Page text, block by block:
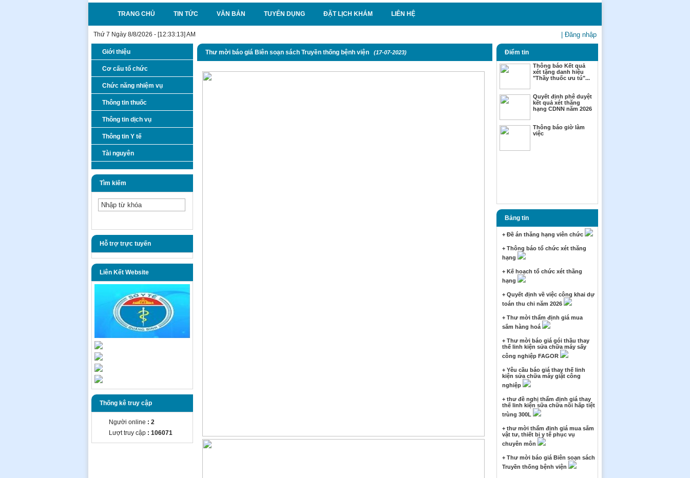
TRANG CHỦ TIN TỨC VĂN BẢN TUYỂN DỤNG ĐẶT LỊCH KHÁM LIÊN HỆ
Thứ 7 Ngày 8/8/2026 - [12:33:13] AM | Đăng nhập
Giới thiệu
Cơ cấu tổ chức
Chức năng nhiệm vụ
Thông tin thuốc
Thông tin dịch vụ
Thông tin Y tế
Tài nguyên
Tìm kiếm
Hỗ trợ trực tuyến
Liên Kết Website
Thống kê truy cập
Người online : 2
Lượt truy cập : 106071
Thư mời báo giá Biên soạn sách Truyền thống bệnh viện (17-07-2023) Điểm tin
xét tặng danh hiệu
"Thầy thuốc ưu tú"...
kết quả xét thăng
hạng CDNN năm 2026
Bảng tin
+ Đề án thăng hạng viên chức
+ Thông báo tổ chức xét thăng
hạng
+ Kế hoạch tổ chức xét thằng
hạng
+ Quyết định về việc công khai dự
toán thu chi năm 2026
+ Thư mời thẩm định giá mua
sắm hàng hoá
+ Thư mời báo giá gói thầu thay
thế linh kiện sửa chữa máy sấy
công nghiệp FAGOR
+ Yêu cầu báo giá thay thế linh
kiện sửa chữa máy giặt công
nghiệp
+ thư đề nghị thẩm định giá thay
thế linh kiện sữa chữa nồi hấp tiệt
trùng 300L
+ thư mời thẩm định giá mua sắm
vật tư, thiết bị y tế phục vụ
chuyên môn
+ Thư mời báo giá Biên soạn sách
Truyền thống bệnh viện